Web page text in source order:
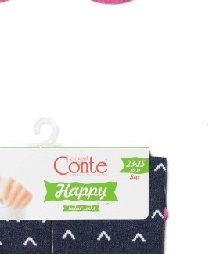
LYCRA® charakteryzują się doskonałą
kierunkach, wracają do swojego
zsuwają się ze stopy podczas noszenia i nie
śladów na nodze.
2% elastan